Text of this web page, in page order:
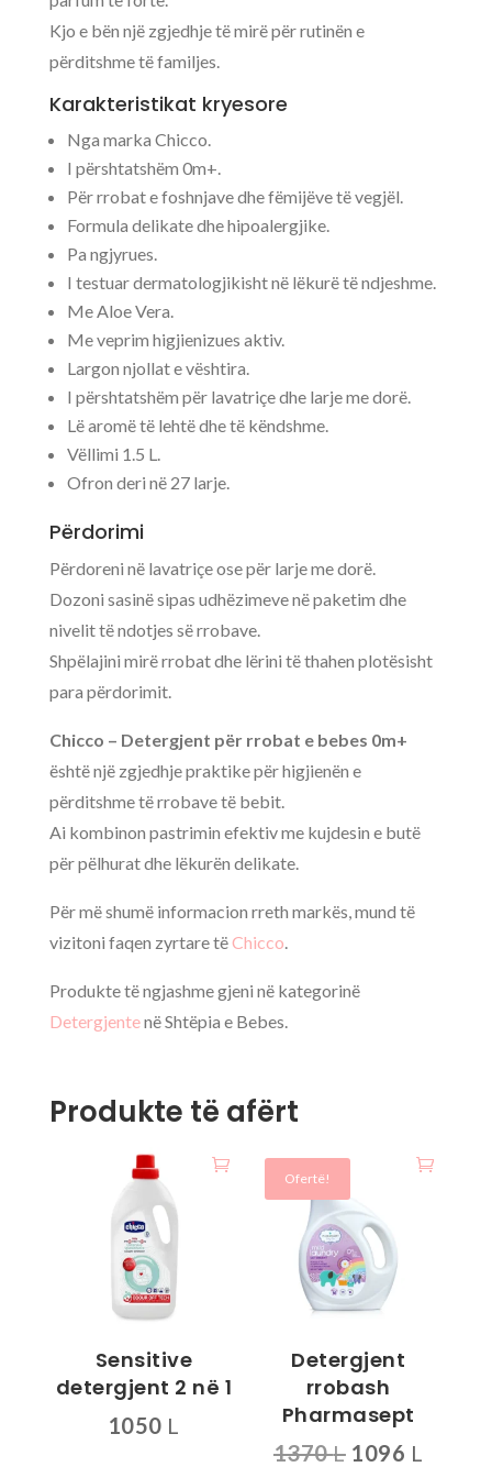
Kjo e bën një zgjedhje të mirë për rutinën e
përditshme të familjes.
Karakteristikat kryesore
Nga marka Chicco.
I përshtatshëm 0m+.
Për rrobat e foshnjave dhe fëmijëve të vegjël.
Formula delikate dhe hipoalergjike.
Pa ngjyrues.
I testuar dermatologjikisht në lëkurë të ndjeshme.
Me Aloe Vera.
Me veprim higjienizues aktiv.
Largon njollat e vështira.
I përshtatshëm për lavatriçe dhe larje me dorë.
Lë aromë të lehtë dhe të këndshme.
Vëllimi 1.5 L.
Ofron deri në 27 larje.
Përdorimi
Përdoreni në lavatriçe ose për larje me dorë.
Dozoni sasinë sipas udhëzimeve në paketim dhe
nivelit të ndotjes së rrobave.
Shpëlajini mirë rrobat dhe lërini të thahen plotësisht
para përdorimit.
Chicco – Detergjent për rrobat e bebes 0m+
është një zgjedhje praktike për higjienën e
përditshme të rrobave të bebit.
Ai kombinon pastrimin efektiv me kujdesin e butë
për pëlhurat dhe lëkurën delikate.
Për më shumë informacion rreth markës, mund të
vizitoni faqen zyrtare tëChicco.
Produkte të ngjashme gjeni në kategorinë
Detergjentenë Shtëpia e Bebes.
Produkte të afërt
Sensitive
detergjent 2 në 1
1050 L
Ofertë!
Detergjent
rrobash
Pharmasept
1370L Çmimi
1096 L